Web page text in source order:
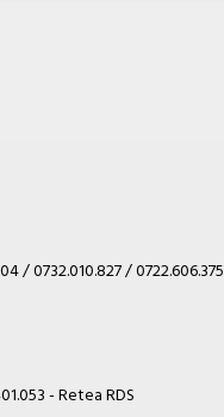
/ 0732.010.827 / 0722.606.375
- Retea RDS